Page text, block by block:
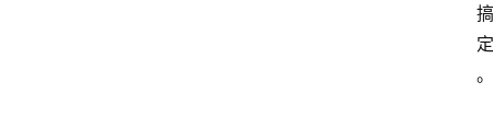
搞
定
。